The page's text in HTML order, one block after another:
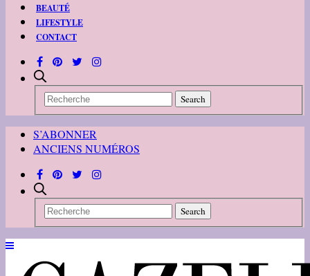
BEAUTÉ
LIFESTYLE
CONTACT
S’ABONNER
ANCIENS NUMÉROS